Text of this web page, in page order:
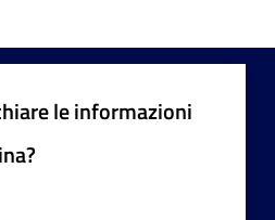
le informazioni